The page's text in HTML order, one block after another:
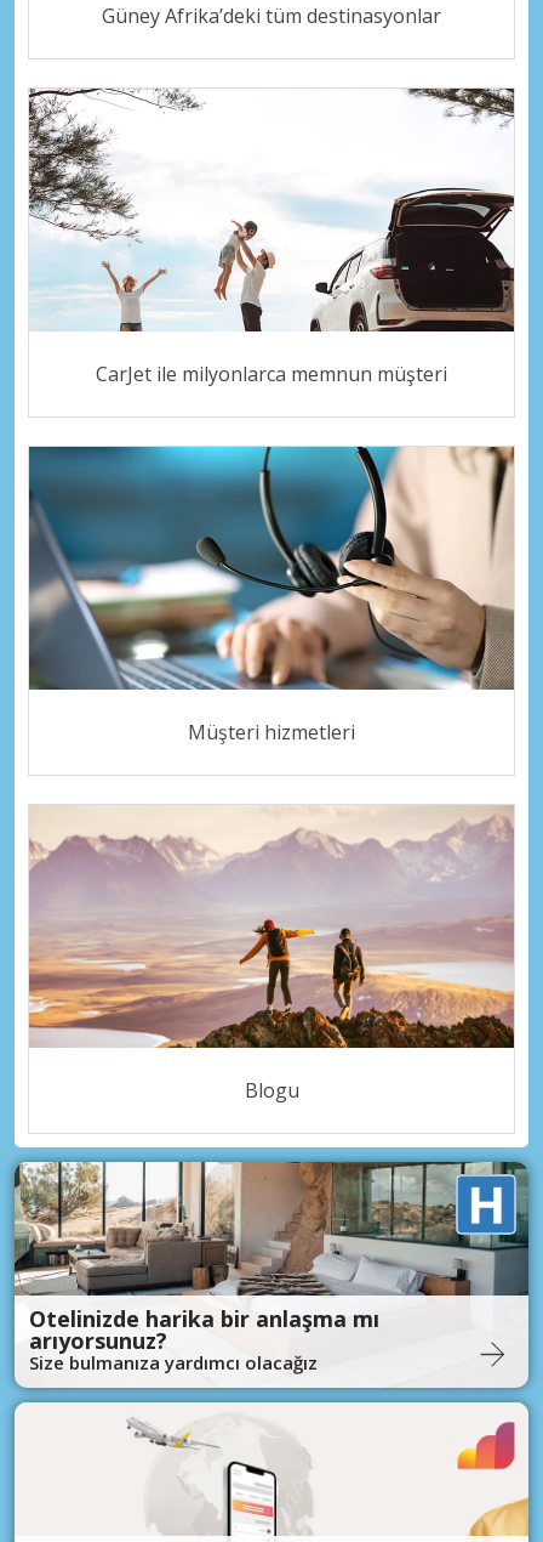
Güney Afrika’deki tüm destinasyonlar
CarJet ile milyonlarca memnun müşteri
Müşteri hizmetleri
Blogu
Otelinizde harika bir anlaşma mı
arıyorsunuz?
Size bulmanıza yardımcı olacağız